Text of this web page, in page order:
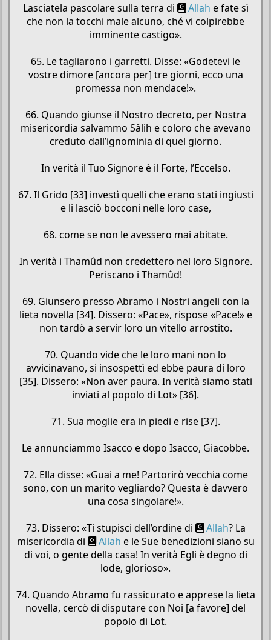
Lasciatela pascolare sulla terra di
Allah e fate sì
che non la tocchi male alcuno, ché vi colpirebbe
imminente castigo».
65. Le tagliarono i garretti. Disse: «Godetevi le
vostre dimore [ancora per] tre giorni, ecco una
promessa non mendace!».
66. Quando giunse il Nostro decreto, per Nostra
misericordia salvammo Sâlih e coloro che avevano
creduto dall’ignominia di quel giorno.
In verità il Tuo Signore è il Forte, l’Eccelso.
67. Il Grido [33] investì quelli che erano stati ingiusti
e li lasciò bocconi nelle loro case,
68. come se non le avessero mai abitate.
In verità i Thamûd non credettero nel loro Signore.
Periscano i Thamûd!
69. Giunsero presso Abramo i Nostri angeli con la
lieta novella [34]. Dissero: «Pace», rispose «Pace!» e
non tardò a servir loro un vitello arrostito.
70. Quando vide che le loro mani non lo
avvicinavano, si insospettì ed ebbe paura di loro
[35]. Dissero: «Non aver paura. In verità siamo stati
inviati al popolo di Lot» [36].
71. Sua moglie era in piedi e rise [37].
Le annunciammo Isacco e dopo Isacco, Giacobbe.
72. Ella disse: «Guai a me! Partorirò vecchia come
sono, con un marito vegliardo? Questa è davvero
una cosa singolare!».
73. Dissero: «Ti stupisci dell’ordine di
Allah? La
misericordia di
Allah e le Sue benedizioni siano su
di voi, o gente della casa! In verità Egli è degno di
lode, glorioso».
74. Quando Abramo fu rassicurato e apprese la lieta
novella, cercò di disputare con Noi [a favore] del
popolo di Lot.